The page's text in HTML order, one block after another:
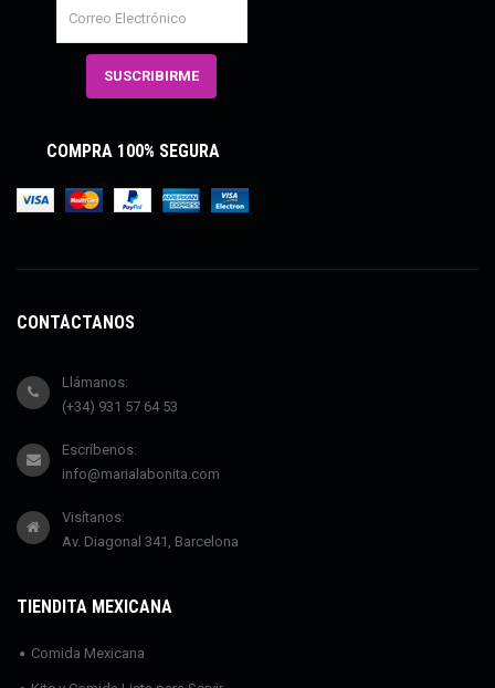
COMPRA 100% SEGURA
CONTÁCTANOS
Llámanos:
(+34) 931 57 64 53
Escríbenos:
info@marialabonita.com
Visítanos:
Av. Diagonal 341, Barcelona
TIENDITA MEXICANA
Comida Mexicana